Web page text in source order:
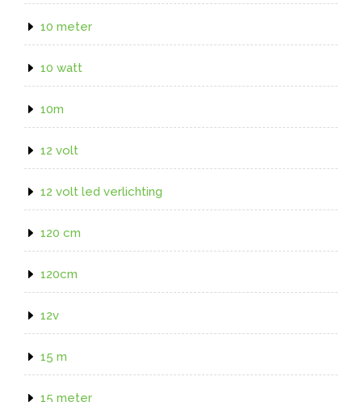
10 meter
10 watt
10m
12 volt
12 volt led verlichting
120 cm
120cm
12v
15 m
15 meter